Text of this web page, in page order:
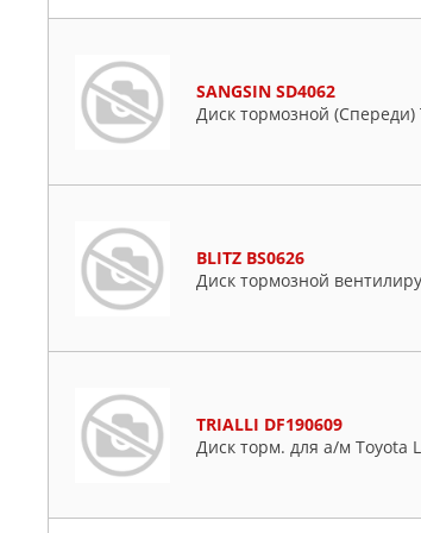
SANGSIN SD4062
Диск тормозной (Спереди)
BLITZ BS0626
Диск тормозной
TRIALLI DF190609
Диск торм. для а/м Toyota